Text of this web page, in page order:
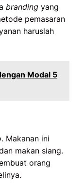
branding yang
pemasaran
haruslah
Modal 5
. Makanan ini
makan siang.
orang